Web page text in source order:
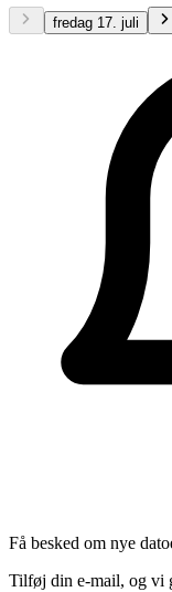
fredag 17. juli
Få besked om nye
Tilføj din e-mail, og vi